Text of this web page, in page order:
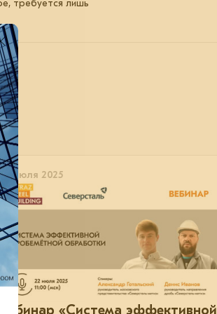
требуется лишь
22 июля 2025
Вебинар «Система эффективной